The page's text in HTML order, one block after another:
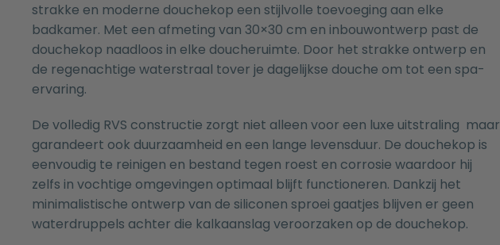
strakke en moderne douchekop een stijlvolle toevoeging aan elke
badkamer. Met een afmeting van 30×30 cm en inbouwontwerp past de
douchekop naadloos in elke doucheruimte. Door het strakke ontwerp en
de regenachtige waterstraal tover je dagelijkse douche om tot een spa-
ervaring.
De volledig RVS constructie zorgt niet alleen voor een luxe uitstraling maar
garandeert ook duurzaamheid en een lange levensduur. De douchekop is
eenvoudig te reinigen en bestand tegen roest en corrosie waardoor hij
zelfs in vochtige omgevingen optimaal blijft functioneren. Dankzij het
minimalistische ontwerp van de siliconen sproei gaatjes blijven er geen
waterdruppels achter die kalkaanslag veroorzaken op de douchekop.